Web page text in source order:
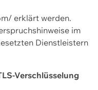
erklärt werden.
im
Dienstleistern
Verschlüsselung